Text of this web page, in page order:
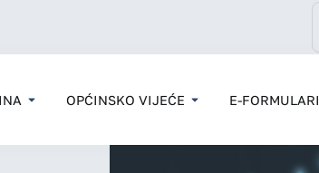
OPĆINSKO VIJEĆE E-FORMULARI